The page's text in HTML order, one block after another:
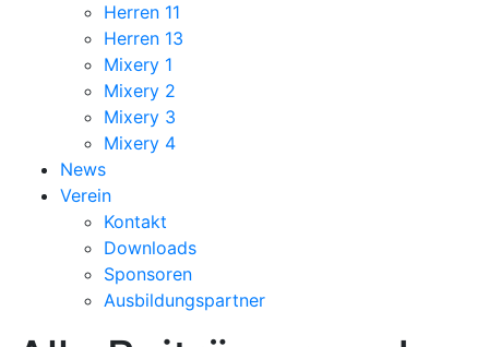
Herren 11
Herren 13
Mixery 1
Mixery 2
Mixery 3
Mixery 4
News
Verein
Kontakt
Downloads
Sponsoren
Ausbildungspartner